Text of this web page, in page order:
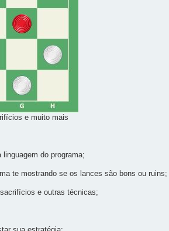
e muito mais
do programa;
te mostrando se os lances são bons ou ruins;
e outras técnicas;